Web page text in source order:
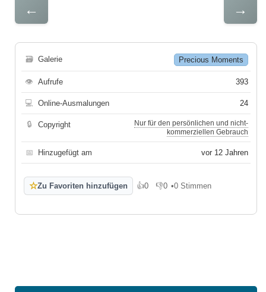
← →
🗃 Galerie Precious Moments
👁 Aufrufe 393
💻 Online-Ausmalungen 24
🔒 Copyright
Nur für den persönlichen und nicht-
kommerziellen Gebrauch
📅 Hinzugefügt am vor 12 Jahren
☆Zu Favoriten hinzufügen 👍0
Gefällt mir
👎0
Gefällt mir nicht
•0 Stimmen